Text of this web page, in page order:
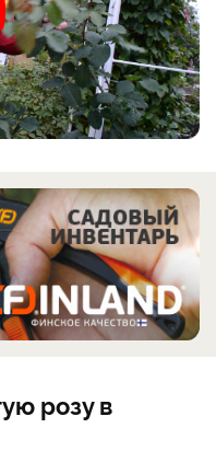
розу в